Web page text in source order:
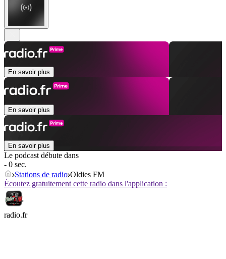
En savoir plus
En savoir plus
En savoir plus
Le podcast débute dans
- 0 sec.
Stations de radio Oldies FM
Écoutez gratuitement cette radio dans l'application :
radio.fr